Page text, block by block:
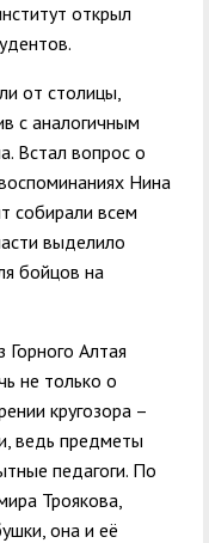
открыл
от столицы,
с аналогичным
Встал вопрос о
Нина
собирали всем
выделило
бойцов на
Алтая
не только о
кругозора –
ведь предметы
педагоги. По
Троякова,
она и её